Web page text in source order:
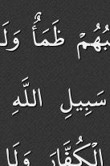
ظَمَأٌ
اللَّهِ